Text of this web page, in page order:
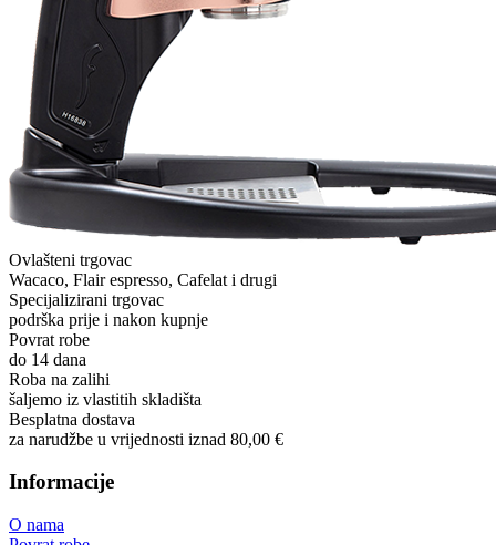
Ovlašteni trgovac
Wacaco, Flair espresso, Cafelat i drugi
Specijalizirani trgovac
podrška prije i nakon kupnje
Povrat robe
do 14 dana
Roba na zalihi
šaljemo iz vlastitih skladišta
Besplatna dostava
za narudžbe u vrijednosti iznad 80,00 €
Informacije
O nama